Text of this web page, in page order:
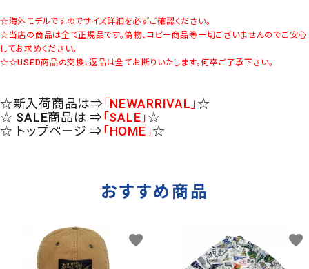
☆海外モデルですのでサイズ詳細を必ずご確認ください。
☆当店の商品は全て正規品です。偽物、コピー商品等一切ございませんのでご安心
してお求めください。
☆☆USED商品の交換、返品は全てお断りいたします。何卒ご了承下さい。
☆新入荷商品は⇒「NEWARRIVAL」☆
☆ SALE商品は ⇒「SALE」☆
☆ トップページ ⇒「HOME」☆
おすすめ商品
favorite favorite